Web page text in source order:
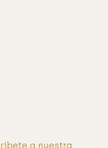
a nuestra